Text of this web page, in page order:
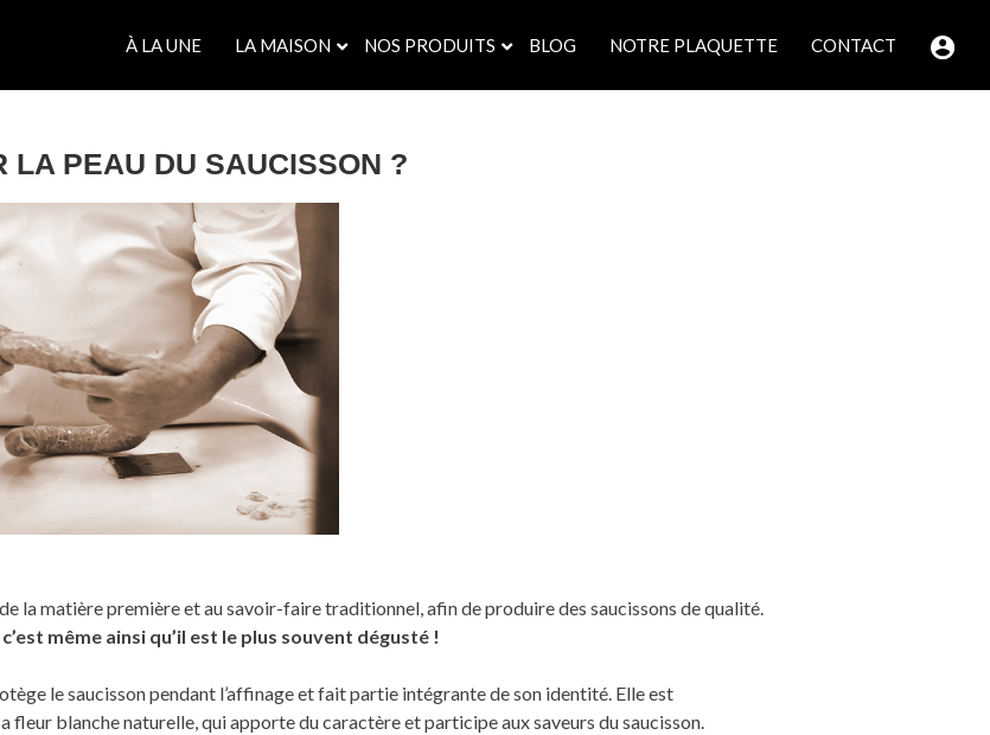
À LA UNE LA MAISON NOS PRODUITS BLOG NOTRE PLAQUETTE CONTACT
LA PEAU DU SAUCISSON ?
la matière première et au savoir-faire traditionnel, afin de produire des saucissons de qualité.
même ainsi qu’il est le plus souvent dégusté !
le saucisson pendant l’affinage et fait partie intégrante de son identité. Elle est
blanche naturelle, qui apporte du caractère et participe aux saveurs du saucisson.